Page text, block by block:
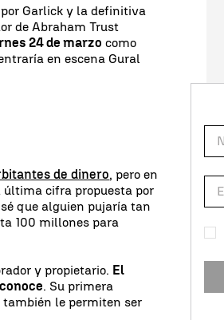
Garlick y la definitiva
de Abraham Trust
24 de marzo como
en escena Gural
de dinero, pero en
última cifra propuesta por
que alguien pujaría tan
100 millones para
y propietario. El
. Su primera
también le permiten ser